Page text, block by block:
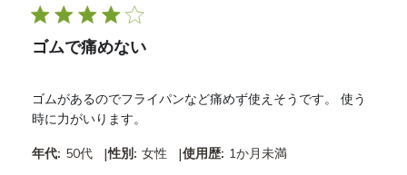
ゴムで痛めない
ゴムがあるのでフライパンなど痛めず使えそうです。 使う
時に力がいります。
年代: 50代 |性別: 女性 |使用歴: 1か月未満